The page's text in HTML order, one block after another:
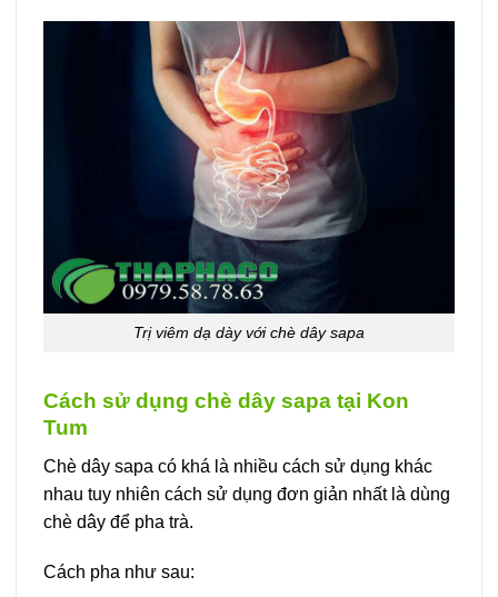
Trị viêm dạ dày với chè dây sapa
Cách sử dụng chè dây sapa tại Kon
Tum
Chè dây sapa có khá là nhiều cách sử dụng khác
nhau tuy nhiên cách sử dụng đơn giản nhất là dùng
chè dây để pha trà.
Cách pha như sau: